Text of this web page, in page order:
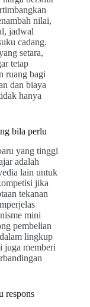
nilai,
jadwal
cadang.
setara,
tetap
ruang bagi
dan biaya
hanya
bila perlu
yang tinggi
adalah
lain untuk
jika
tekanan
mini
pembelian
lingkup
juga memberi
respons